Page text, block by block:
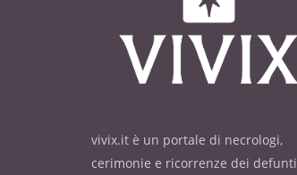
vivix.it è un portale di necrologi,
cerimonie e ricorrenze dei defunti